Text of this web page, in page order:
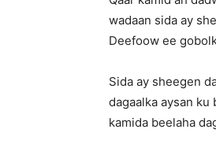
wadaan sida ay
Deefoow ee
Sida ay sheegen
dagaalka aysan
kamida beelaha